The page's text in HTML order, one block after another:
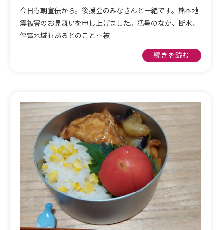
今日も朝宣伝から。後援会のみなさんと一緒です。熊本地
震被害のお見舞いを申し上げました。猛暑のなか、断水、
停電地域もあるとのこと‥被…
続きを読む